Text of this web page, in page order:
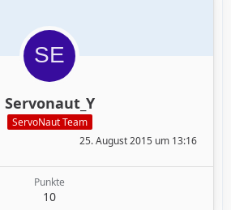
Servonaut_Y
ServoNaut Team
25. August 2015 um 13:16
Punkte
10